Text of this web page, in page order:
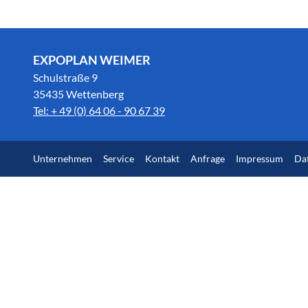
EXPOPLAN WEIMER
Schulstraße 9
35435 Wettenberg
Tel: + 49 (0) 64 06 - 90 67 39
Unternehmen Service Kontakt Anfrage Impressum